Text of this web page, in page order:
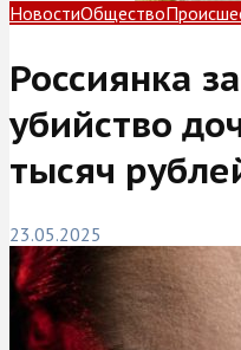
НовостиОбщество
Россиянка
убийство
тысяч
23.05.2025